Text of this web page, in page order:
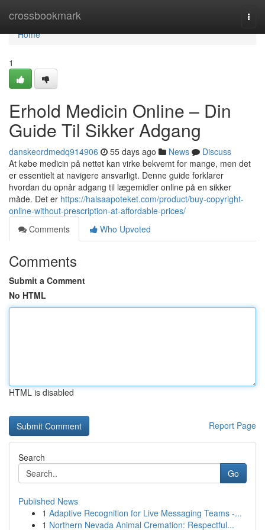
crossbookmark
Home
Home
1
Erhold Medicin Online – Din
Guide Til Sikker Adgang
danskeordmedq914906 55 days ago News
Discuss
At købe medicin på nettet kan virke bekvemt for mange, men det
er essentielt at navigere ansvarligt. Denne guide forklarer
hvordan du opnår adgang til lægemidler online på en sikker
måde. Det er https://halsaapoteket.com/product/buy-copyright-
online-without-prescription-at-affordable-prices/
Comments
Who Upvoted
Comments
Submit a Comment
No HTML
HTML is disabled
Report Page
Search
Go
Published News
1 Adaptive Recognition for Live Messaging Teams -...
1 Northern Nevada Animal Cremation: Respectful...